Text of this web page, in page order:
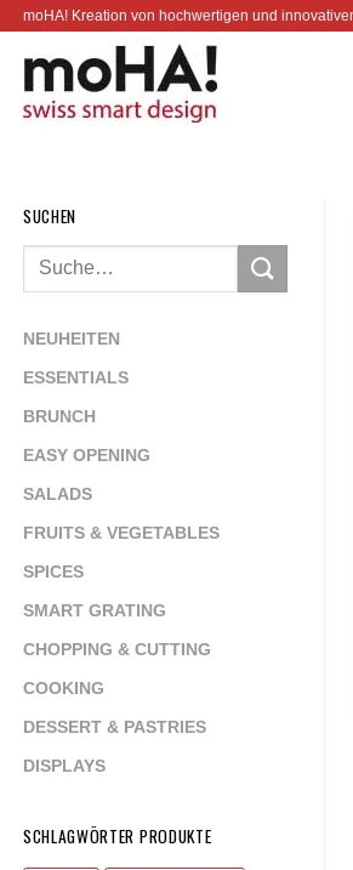
moHA! Kreation von hochwertigen und
SUCHEN
NEUHEITEN
ESSENTIALS
BRUNCH
EASY OPENING
SALADS
FRUITS & VEGETABLES
SPICES
SMART GRATING
CHOPPING & CUTTING
COOKING
DESSERT & PASTRIES
DISPLAYS
SCHLAGWÖRTER PRODUKTE